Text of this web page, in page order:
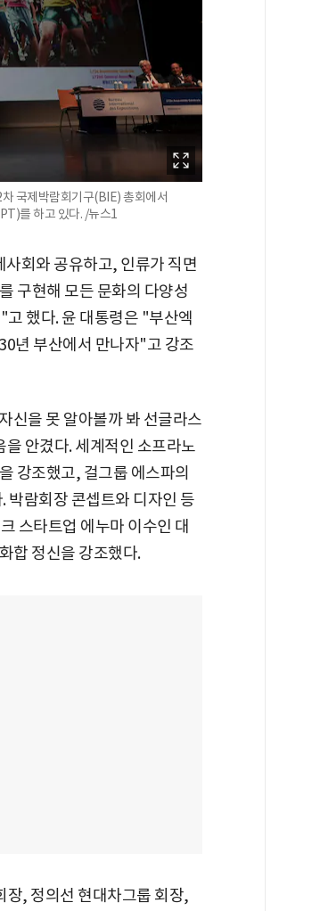
국제박람회기구(BIE) 총회에서
를 하고 있다. /뉴스1
회와 공유하고, 인류가 직면
구현해 모든 문화의 다양성
했다. 윤 대통령은 "부산엑
년 부산에서 만나자"고 강조
신을 못 알아볼까 봐 선글라스
안겼다. 세계적인 소프라노
강조했고, 걸그룹 에스파의
박람회장 콘셉트와 디자인 등
스타트업 에누마 이수인 대
합 정신을 강조했다.
장, 정의선 현대차그룹 회장,